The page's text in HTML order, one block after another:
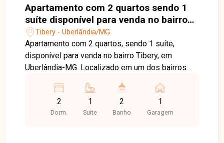
Apartamento com 2 quartos sendo 1
suíte disponível para venda no bairro
Tibery em Uberlândia-MG
Tibery - Uberlândia/MG
Apartamento com 2 quartos, sendo 1 suíte,
disponível para venda no bairro Tibery, em
Uberlândia-MG. Localizado em um dos bairros
excelente infraestrutura e fácil acesso aos
principais pontos da cidade. O imóvel está
próximo ao Center Shopping, supermercados,
2
Dorm.
1
Suite
2
Banho
1
Garagem